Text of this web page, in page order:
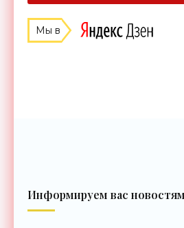
Мы в
Информируем вас